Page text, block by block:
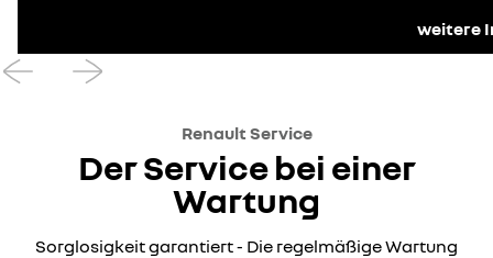
weitere
Renault Service
Der Service bei einer
Wartung
Sorglosigkeit garantiert - Die regelmäßige Wartung